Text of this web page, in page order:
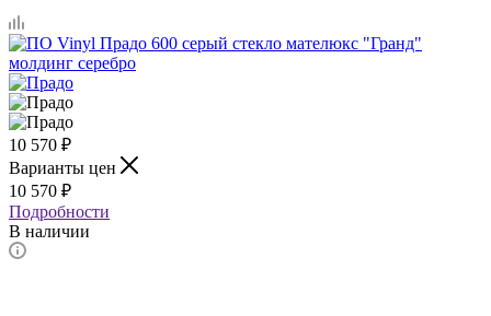
10 570 ₽
Варианты цен
10 570 ₽
Подробности
В наличии